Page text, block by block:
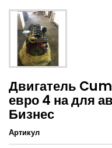
Двигатель
евро 4 на для
Бизнес
Артикул